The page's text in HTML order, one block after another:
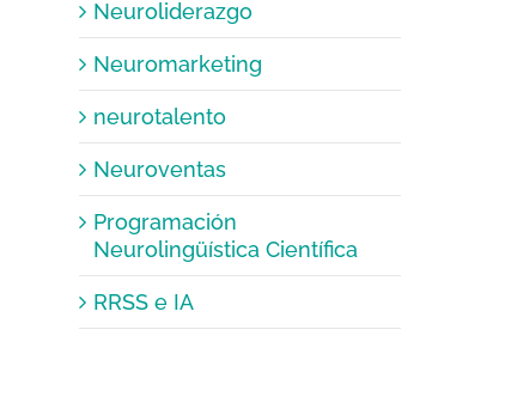
Neuroliderazgo
Neuromarketing
neurotalento
Neuroventas
Programación
Neurolingüística Científica
RRSS e IA